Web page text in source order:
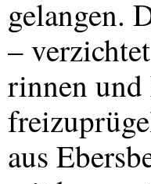
gelangen.
–
rinnen und
aus